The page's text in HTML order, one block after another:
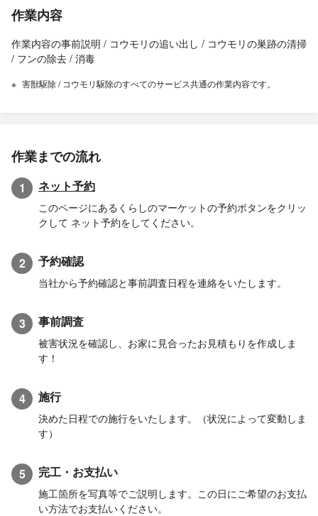
作業内容
作業内容の事前説明 / コウモリの追い出し / コウモリの巣跡の清掃
/ フンの除去 / 消毒
害獣駆除 / コウモリ駆除のすべてのサービス共通の作業内容です。
作業までの流れ
1 ネット予約
このページにあるくらしのマーケットの予約ボタンをクリッ
クして ネット予約をしてください。
2 予約確認
当社から予約確認と事前調査日程を連絡をいたします。
3 事前調査
被害状況を確認し、お家に見合ったお見積もりを作成しま
す！
4 施行
決めた日程での施行をいたします。（状況によって変動しま
す）
5 完工・お支払い
施工箇所を写真等でご説明します。この日にご希望のお支払
い方法でお支払いください。